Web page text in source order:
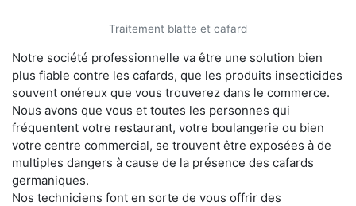
Traitement blatte et cafard
Notre société professionnelle va être une solution bien
plus fiable contre les cafards, que les produits insecticides
souvent onéreux que vous trouverez dans le commerce.
Nous avons que vous et toutes les personnes qui
fréquentent votre restaurant, votre boulangerie ou bien
votre centre commercial, se trouvent être exposées à de
multiples dangers à cause de la présence des cafards
germaniques.
Nos techniciens font en sorte de vous offrir des